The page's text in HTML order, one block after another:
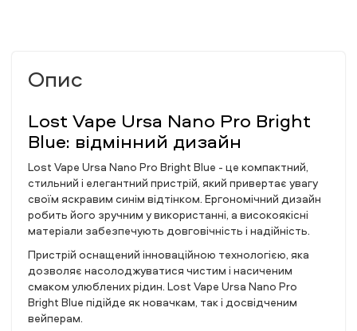
Опис
Lost Vape Ursa Nano Pro Bright
Blue: відмінний дизайн
Lost Vape Ursa Nano Pro Bright Blue - це компактний,
стильний і елегантний пристрій, який привертає увагу
своїм яскравим синім відтінком. Ергономічний дизайн
робить його зручним у використанні, а високоякісні
матеріали забезпечують довговічність і надійність.
Пристрій оснащений інноваційною технологією, яка
дозволяє насолоджуватися чистим і насиченим
смаком улюблених рідин. Lost Vape Ursa Nano Pro
Bright Blue підійде як новачкам, так і досвідченим
вейперам.